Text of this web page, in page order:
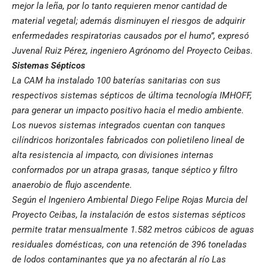
mejor la leña, por lo tanto requieren menor cantidad de
material vegetal; además disminuyen el riesgos de adquirir
enfermedades respiratorias causados por el humo”, expresó
Juvenal Ruiz Pérez, ingeniero Agrónomo del Proyecto Ceibas.
Sistemas Sépticos
La CAM ha instalado 100 baterías sanitarias con sus
respectivos sistemas sépticos de última tecnología IMHOFF,
para generar un impacto positivo hacia el medio ambiente.
Los nuevos sistemas integrados cuentan con tanques
cilíndricos horizontales fabricados con polietileno lineal de
alta resistencia al impacto, con divisiones internas
conformados por un atrapa grasas, tanque séptico y filtro
anaerobio de flujo ascendente.
Según el Ingeniero Ambiental Diego Felipe Rojas Murcia del
Proyecto Ceibas, la instalación de estos sistemas sépticos
permite tratar mensualmente 1.582 metros cúbicos de aguas
residuales domésticas, con una retención de 396 toneladas
de lodos contaminantes que ya no afectarán al río Las